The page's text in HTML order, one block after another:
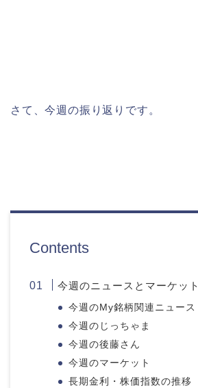
さて、今週の振り返りです。
Contents
今週のニュースとマーケット
今週のMy銘柄関連ニュース
今週のじっちゃま
今週の後藤さん
今週のマーケット
長期金利・株価指数の推移